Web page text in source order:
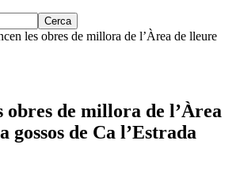
les obres de millora de l’Àrea de lleure
obres de millora de l’Àrea
gossos de Ca l’Estrada